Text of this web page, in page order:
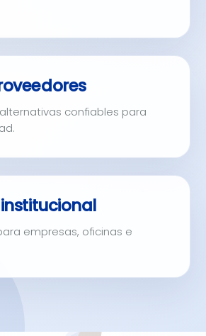
confiables para
empresas, oficinas e